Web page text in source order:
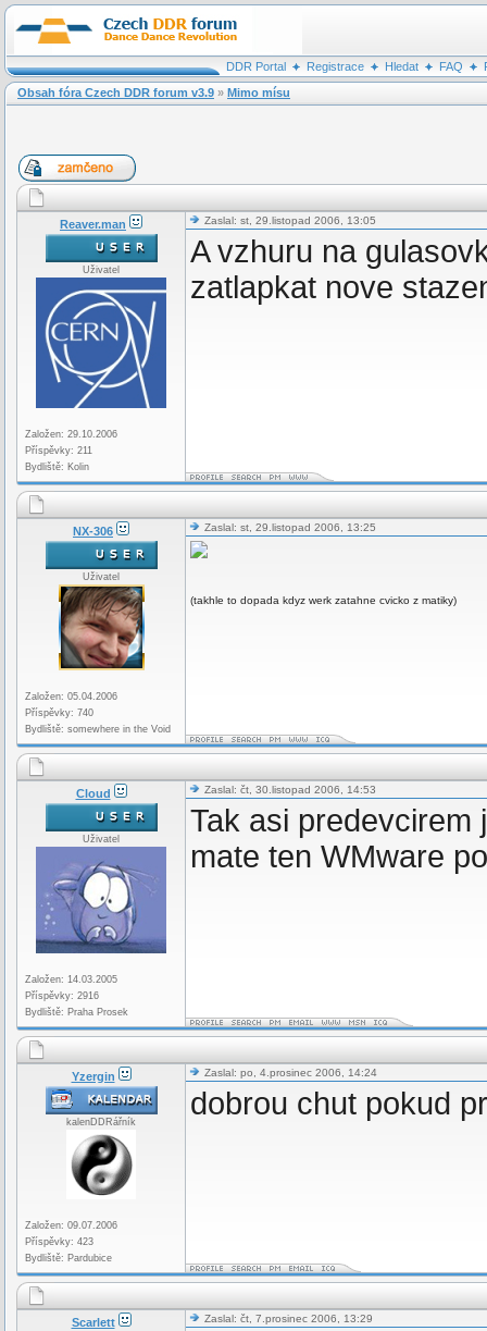
DDR Portal Registrace Hledat FAQ
Obsah fóra Czech DDR forum v3.9 » Mimo mísu
Reaver.man
Uživatel
Založen: 29.10.2006
Příspěvky: 211
Bydliště: Kolin
Zaslal: st, 29.listopad 2006, 13:05
A vzhuru na
zatlapkat nove
NX-306
Uživatel
Založen: 05.04.2006
Příspěvky: 740
Bydliště: somewhere in the Void
Zaslal: st, 29.listopad 2006, 13:25
(takhle to dopada kdyz werk zatahne cvicko z matiky)
Cloud
Uživatel
Založen: 14.03.2005
Příspěvky: 2916
Bydliště: Praha Prosek
Zaslal: čt, 30.listopad 2006, 14:53
Tak asi
mate ten WMware
Yzergin
kalenDDRářník
Založen: 09.07.2006
Příspěvky: 423
Bydliště: Pardubice
Zaslal: po, 4.prosinec 2006, 14:24
dobrou chut pokud
Scarlett Zaslal: čt, 7.prosinec 2006, 13:29